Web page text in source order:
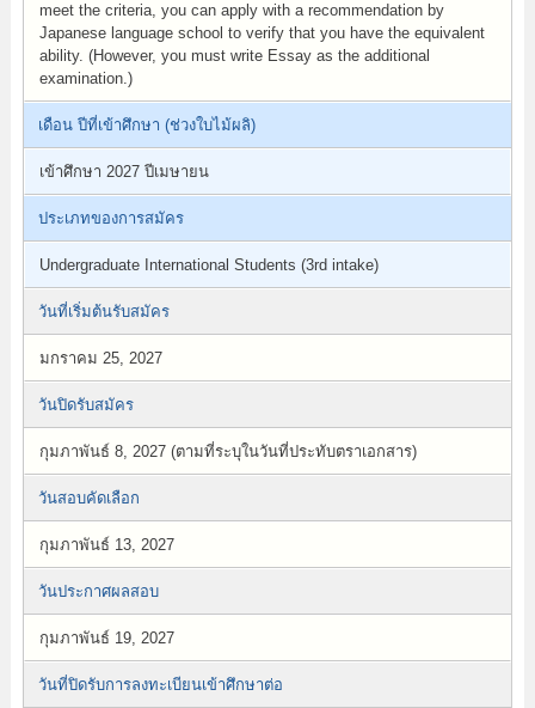
meet the criteria, you can apply with a recommendation by
Japanese language school to verify that you have the equivalent
ability. (However, you must write Essay as the additional
examination.)
เดือน ปีที่เข้าศึกษา (ช่วงใบไม้ผลิ)
เข้าศึกษา 2027 ปีเมษายน
ประเภทของการสมัคร
Undergraduate International Students (3rd intake)
วันที่เริ่มต้นรับสมัคร
มกราคม 25, 2027
วันปิดรับสมัคร
กุมภาพันธ์ 8, 2027 (ตามที่ระบุในวันที่ประทับตราเอกสาร)
วันสอบคัดเลือก
กุมภาพันธ์ 13, 2027
วันประกาศผลสอบ
กุมภาพันธ์ 19, 2027
วันที่ปิดรับการลงทะเบียนเข้าศึกษาต่อ